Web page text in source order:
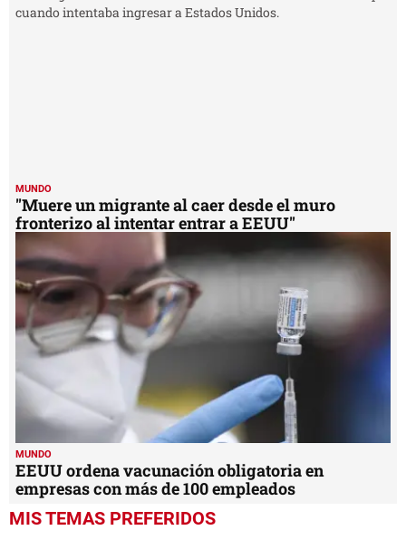
MUNDO
"Muere un migrante al caer desde el muro
fronterizo al intentar entrar a EEUU"
MUNDO
EEUU ordena vacunación obligatoria en
empresas con más de 100 empleados
MIS TEMAS PREFERIDOS